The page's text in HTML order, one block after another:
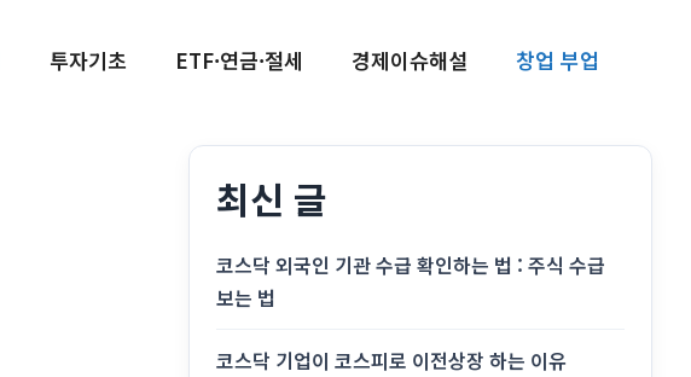
투자기초 ETF·연금·절세 경제이슈해설 창업 부업
최신 글
코스닥 외국인 기관 수급 확인하는 법 : 주식 수급
보는 법
코스닥 기업이 코스피로 이전상장 하는 이유